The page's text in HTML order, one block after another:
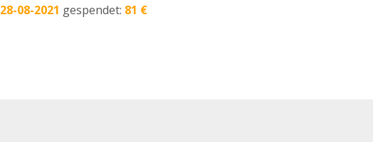
28-08-2021 gespendet: 81 €